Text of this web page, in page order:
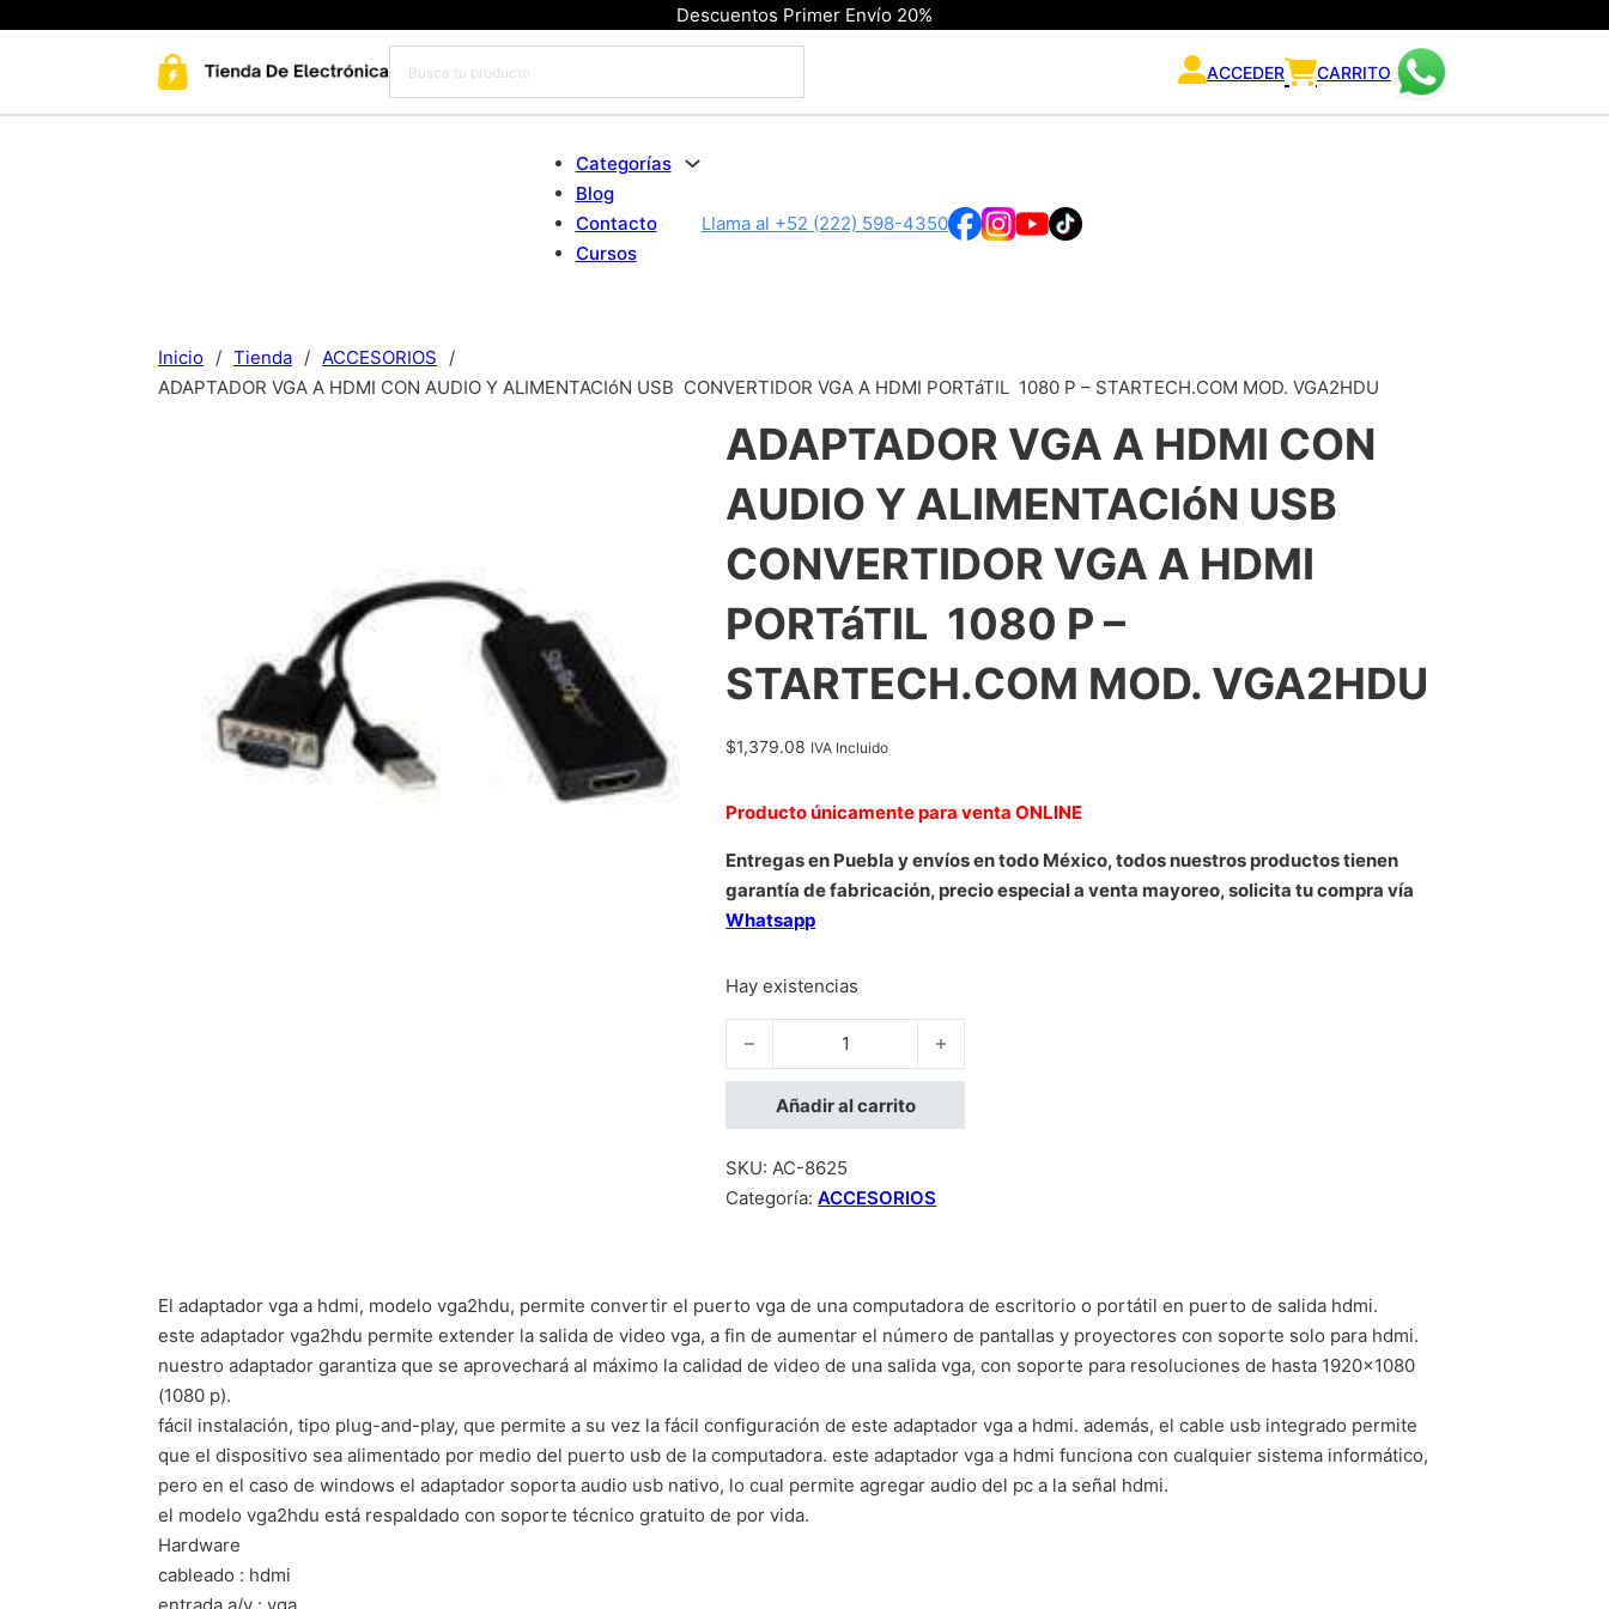
Descuentos Primer Envío 20%
ACCEDER CARRITO
Categorías
Blog
Contacto
Cursos
Llama al +52 (222) 598-4350
Inicio / Tienda / ACCESORIOS
/
ADAPTADOR VGA A HDMI CON AUDIO Y ALIMENTACIóN USB  CONVERTIDOR VGA A HDMI PORTáTIL  1080 P – STARTECH.COM MOD. VGA2HDU
ADAPTADOR VGA A HDMI CON
AUDIO Y ALIMENTACIóN USB 
CONVERTIDOR VGA A HDMI
PORTáTIL  1080 P –
STARTECH.COM MOD. VGA2HDU
$1,379.08 IVA Incluido
Producto únicamente para venta ONLINE
Entregas en Puebla y envíos en todo México, todos nuestros productos tienen
garantía de fabricación, precio especial a venta mayoreo, solicita tu compra vía
Whatsapp
Hay existencias
ADAPTADOR VGA A HDMI CON AUDIO Y ALIMENTACIóN USB  CONVERTIDOR VGA A HDMI PORTáTIL
Añadir al carrito
SKU:AC-8625
Categoría:ACCESORIOS
El adaptador vga a hdmi, modelo vga2hdu, permite convertir el puerto vga de una computadora de escritorio o portátil en puerto de salida hdmi.
este adaptador vga2hdu permite extender la salida de video vga, a fin de aumentar el número de pantallas y proyectores con soporte solo para hdmi.
nuestro adaptador garantiza que se aprovechará al máximo la calidad de video de una salida vga, con soporte para resoluciones de hasta 1920×1080
(1080 p).
fácil instalación, tipo plug-and-play, que permite a su vez la fácil configuración de este adaptador vga a hdmi. además, el cable usb integrado permite
que el dispositivo sea alimentado por medio del puerto usb de la computadora. este adaptador vga a hdmi funciona con cualquier sistema informático,
pero en el caso de windows el adaptador soporta audio usb nativo, lo cual permite agregar audio del pc a la señal hdmi.
el modelo vga2hdu está respaldado con soporte técnico gratuito de por vida.
Hardware
cableado : hdmi